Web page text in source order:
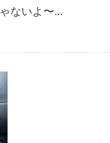
ないよ〜...